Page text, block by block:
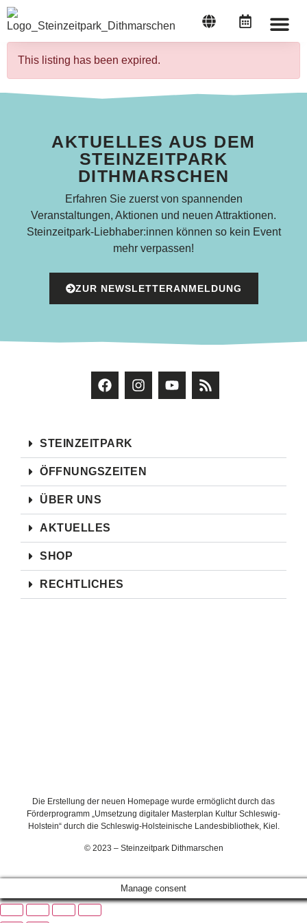
This listing has been expired.
AKTUELLES AUS DEM
STEINZEITPARK
DITHMARSCHEN
Erfahren Sie zuerst von spannenden
Veranstaltungen, Aktionen und neuen Attraktionen.
Steinzeitpark-Liebhaber:innen können so kein Event
mehr verpassen!
ZUR NEWSLETTERANMELDUNG
STEINZEITPARK
ÖFFNUNGSZEITEN
ÜBER UNS
AKTUELLES
SHOP
RECHTLICHES
Die Erstellung der neuen Homepage wurde ermöglicht durch das
Förderprogramm „Umsetzung digitaler Masterplan Kultur Schleswig-
Holstein“ durch die Schleswig-Holsteinische Landesbibliothek, Kiel.
© 2023 – Steinzeitpark Dithmarschen
Manage consent